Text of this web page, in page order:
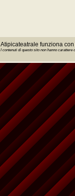
Atipicateatrale funziona
I contenuti di questo sito non hanno